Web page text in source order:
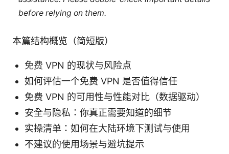
before relying on them.
本篇结构概览（简短版）
免费 VPN 的现状与风险点
如何评估一个免费 VPN 是否值得信任
免费 VPN 的可用性与性能对比（数据驱动）
安全与隐私：你真正需要知道的细节
实操清单：如何在大陆环境下测试与使用
不建议的使用场景与避坑提示